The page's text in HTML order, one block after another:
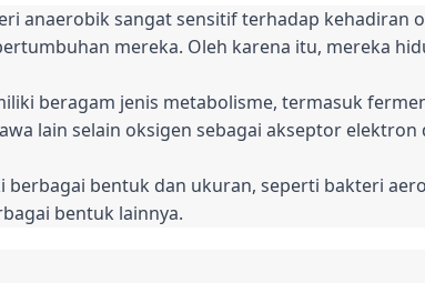
anaerobik sangat sensitif terhadap kehadiran
mereka. Oleh karena itu, mereka
beragam jenis metabolisme, termasuk
lain selain oksigen sebagai akseptor elektron
berbagai bentuk dan ukuran, seperti bakteri
bentuk lainnya.